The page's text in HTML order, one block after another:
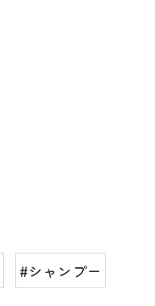
#シャンプー